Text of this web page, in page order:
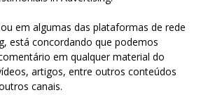
em algumas das plataformas de rede
está concordando que podemos
em qualquer material do
artigos, entre outros conteúdos
canais.